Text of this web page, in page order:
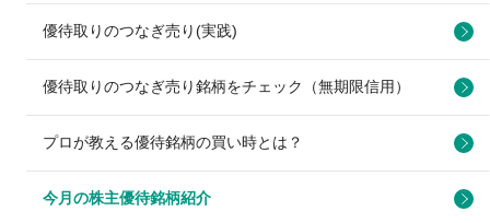
優待取りのつなぎ売り(実践)
優待取りのつなぎ売り銘柄をチェック（無期限信用）
プロが教える優待銘柄の買い時とは？
今月の株主優待銘柄紹介